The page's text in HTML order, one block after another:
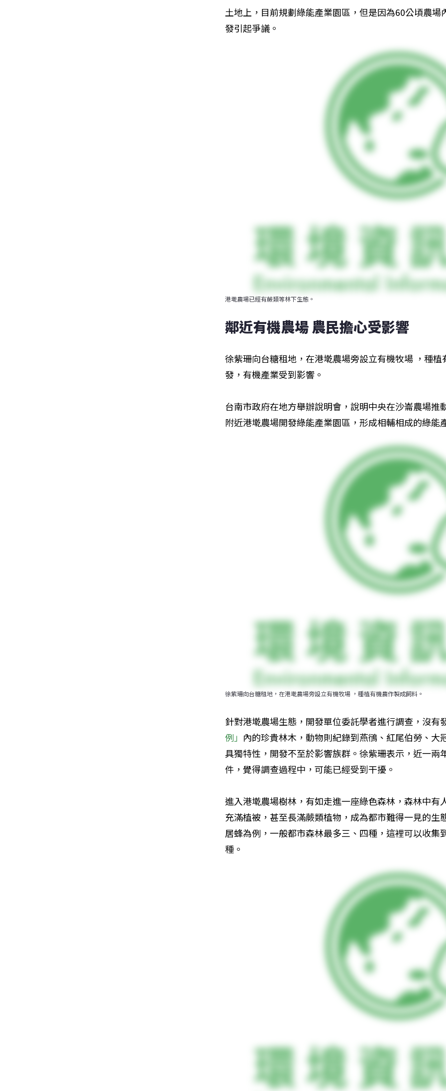
土地上，目前規劃綠能產業園區，但是因為60公頃農
發引起爭議。
港墘農場已經有蕨類等林下生態。
鄰近有機農場 農民擔心受影響
徐紫珊向台糖租地，在港墘農場旁設立有機牧場 ，種
發，有機產業受到影響。
台南市政府在地方舉辦說明會，說明中央在沙崙農場推
附近港墘農場開發綠能產業園區，形成相輔相成的綠能
徐紫珊向台糖租地，在港墘農場旁設立有機牧場 ，種植有機農作製成飼料。
針對港墘農場生態，開發單位委託學者進行調查，沒有
例」 內的珍貴林木，動物則紀錄到燕鴴、紅尾伯勞、大
具獨特性，開發不至於影響族群。徐紫珊表示，近一兩
件，覺得調查過程中，可能已經受到干擾。
進入港墘農場樹林，有如走進一座綠色森林，森林中有
充滿植被，甚至長滿蕨類植物，成為都市難得一見的生
居蜂為例，一般都市森林最多三、四種，這裡可以收集
種。